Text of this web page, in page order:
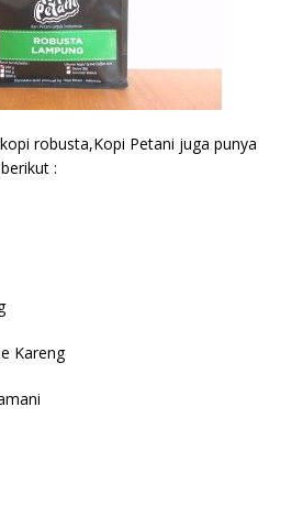
robusta,Kopi Petani juga punya
:
Kareng